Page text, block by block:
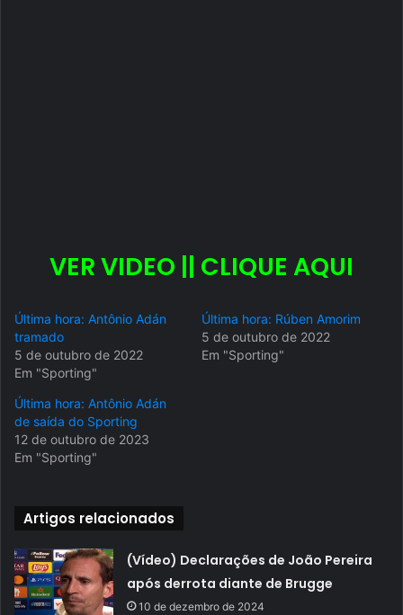
VER VIDEO || CLIQUE AQUI
Última hora: Antônio Adán
tramado
5 de outubro de 2022
Em "Sporting"
Última hora: Rúben Amorim
5 de outubro de 2022
Em "Sporting"
Última hora: Antônio Adán
de saída do Sporting
12 de outubro de 2023
Em "Sporting"
Artigos relacionados
(Vídeo) Declarações de João Pereira
após derrota diante de Brugge
10 de dezembro de 2024